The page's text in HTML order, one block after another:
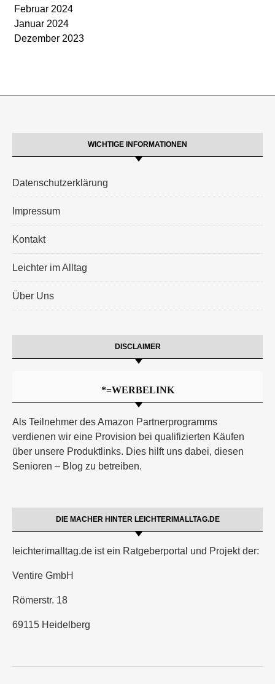
Februar 2024
Januar 2024
Dezember 2023
WICHTIGE INFORMATIONEN
Datenschutzerklärung
Impressum
Kontakt
Leichter im Alltag
Über Uns
DISCLAIMER
*=WERBELINK
Als Teilnehmer des Amazon Partnerprogramms
verdienen wir eine Provision bei qualifizierten Käufen
über unsere Produktlinks. Dies hilft uns dabei, diesen
Senioren – Blog zu betreiben.
DIE MACHER HINTER LEICHTERIMALLTAG.DE
leichterimalltag.de ist ein Ratgeberportal und Projekt der:
Ventire GmbH
Römerstr. 18
69115 Heidelberg